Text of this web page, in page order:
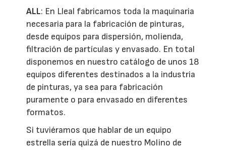
ALL: En Lleal fabricamos toda la maquinaria
necesaria para la fabricación de pinturas,
desde equipos para dispersión, molienda,
filtración de partículas y envasado. En total
disponemos en nuestro catálogo de unos 18
equipos diferentes destinados a la industria
de pinturas, ya sea para fabricación
puramente o para envasado en diferentes
formatos.
Si tuviéramos que hablar de un equipo
estrella sería quizá de nuestro Molino de